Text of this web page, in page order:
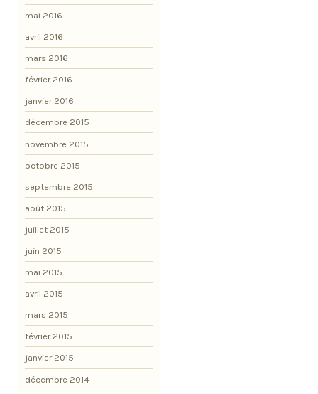
mai 2016
avril 2016
mars 2016
février 2016
janvier 2016
décembre 2015
novembre 2015
octobre 2015
septembre 2015
août 2015
juillet 2015
juin 2015
mai 2015
avril 2015
mars 2015
février 2015
janvier 2015
décembre 2014